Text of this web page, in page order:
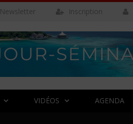
Inscription
Newsletter
VIDÉOS AGENDA